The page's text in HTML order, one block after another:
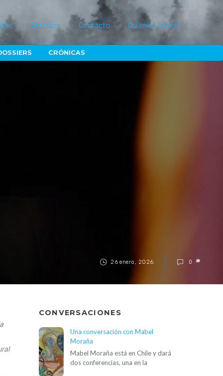
Artículos Contacto Quiénes Somos
CRÓNICAS
26 enero, 2026 0
CONVERSACIONES
Una conversación con Mabel
Moraña
Mabel Moraña está en Chile y dará
dos conferencias, una en la